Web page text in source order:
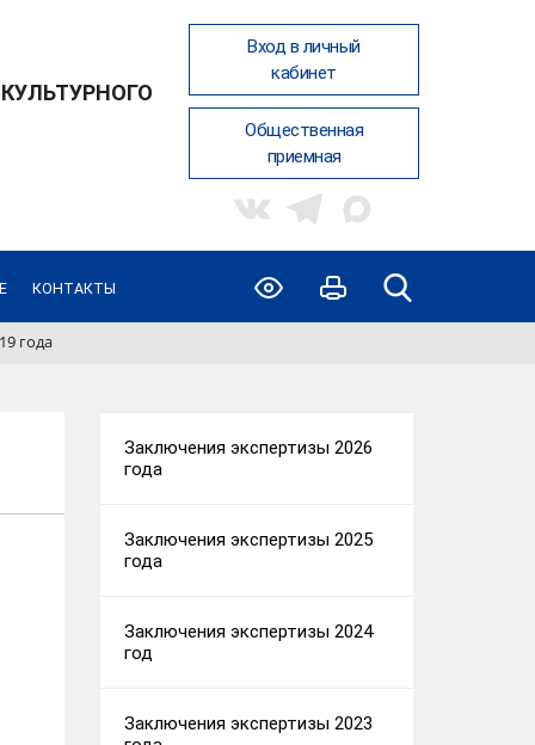
Вход в личный
кабинет
Общественная
приемная
КОНТАКТЫ
года
Заключения экспертизы 2026
года
Заключения экспертизы 2025
года
Заключения экспертизы 2024
год
Заключения экспертизы 2023